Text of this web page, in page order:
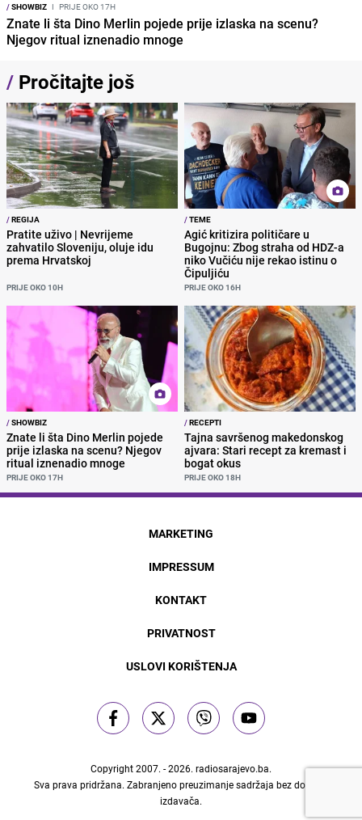
/SHOWBIZ I PRIJE OKO 17H
Znate li šta Dino Merlin pojede prije izlaska na scenu?
Njegov ritual iznenadio mnoge
/ Pročitajte još
/REGIJA
Pratite uživo | Nevrijeme
zahvatilo Sloveniju, oluje idu
prema Hrvatskoj
PRIJE OKO 10H
/TEME
Agić kritizira političare u
Bugojnu: Zbog straha od HDZ-a
niko Vučiću nije rekao istinu o
Čipuljiću
PRIJE OKO 16H
/SHOWBIZ
Znate li šta Dino Merlin pojede
prije izlaska na scenu? Njegov
ritual iznenadio mnoge
PRIJE OKO 17H
/RECEPTI
Tajna savršenog makedonskog
ajvara: Stari recept za kremast i
bogat okus
PRIJE OKO 18H
MARKETING
IMPRESSUM
KONTAKT
PRIVATNOST
USLOVI KORIŠTENJA
Copyright 2007. - 2026. radiosarajevo.ba.
Sva prava pridržana. Zabranjeno preuzimanje sadržaja bez dozvole
izdavača.